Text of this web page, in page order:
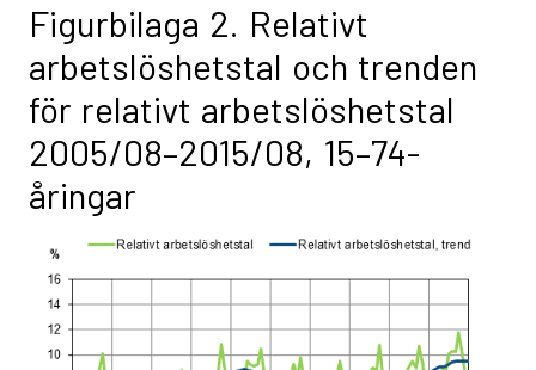
Figurbilaga 2. Relativt
arbetslöshetstal och trenden
för relativt arbetslöshetstal
2005/08–2015/08, 15–74-
åringar